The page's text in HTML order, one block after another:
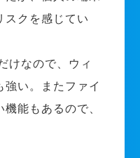
スクを感じてい
けなので、ウィ
強い。またファイ
能もあるので、